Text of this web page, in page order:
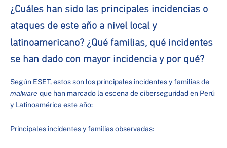
¿Cuáles han sido las principales incidencias o
ataques de este año a nivel local y
latinoamericano? ¿Qué familias, qué incidentes
se han dado con mayor incidencia y por qué?
Según ESET, estos son los principales incidentes y familias de
malware que han marcado la escena de ciberseguridad en Perú
y Latinoamérica este año:
Principales incidentes y familias observadas: